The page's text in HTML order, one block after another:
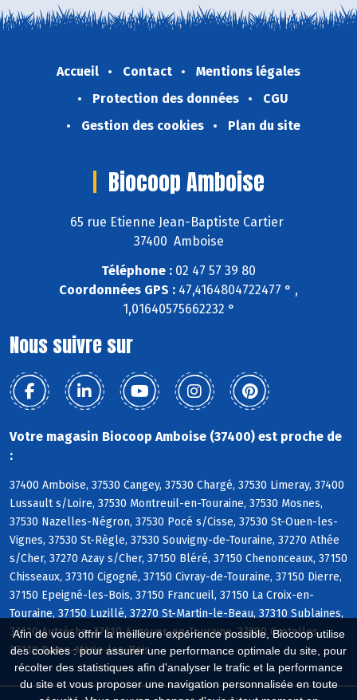
Afin de vous offrir la meilleure expérience possible, Biocoop utilise
des cookies : pour assurer une performance optimale du site, pour
récolter des statistiques afin d'analyser le trafic et la performance
du site et vous proposer une navigation personnalisée en toute
Accueil Contact
Mentions légales
Protection des données
CGU
Gestion des cookies
Plan du site
Biocoop Amboise
65 rue Etienne Jean-Baptiste Cartier
37400 Amboise
Téléphone : 02 47 57 39 80
Coordonnées GPS : 47,4164804722477 ° ,
1,01640575662232 °
Nous suivre sur
Votre magasin Biocoop Amboise (37400) est proche de
:
37400 Amboise, 37530 Cangey, 37530 Chargé, 37530 Limeray, 37400
Lussault s/Loire, 37530 Montreuil-en-Touraine, 37530 Mosnes,
37530 Nazelles-Négron, 37530 Pocé s/Cisse, 37530 St-Ouen-les-
Vignes, 37530 St-Règle, 37530 Souvigny-de-Touraine, 37270 Athée
s/Cher, 37270 Azay s/Cher, 37150 Bléré, 37150 Chenonceaux, 37150
Chisseaux, 37310 Cigogné, 37150 Civray-de-Touraine, 37150 Dierre,
37150 Epeigné-les-Bois, 37150 Francueil, 37150 La Croix-en-
Touraine, 37150 Luzillé, 37270 St-Martin-le-Beau, 37310 Sublaines,
37110 Autrèche, 37110 Auzouer-en-Touraine, 37380 Crotelles,
37110 Dame-Marie-les-Bois